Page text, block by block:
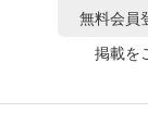
掲載を
無料会員